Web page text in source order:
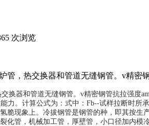
5 次浏览
管，热交换器和管道无缝钢管。v精密
换器和管道无缝钢管。v精密钢管抗拉强
力。计算公式为：式中：Fb--试样拉断时
脆现象上。冷拔钢管是钢管的种，即其按
化管，机械加工管，厚壁管，小口径加内